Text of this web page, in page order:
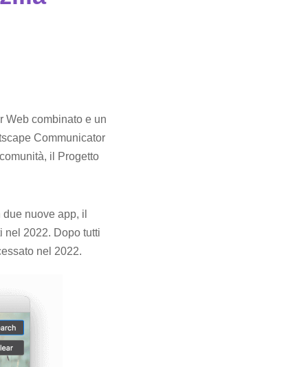
Web combinato e un
Communicator
il Progetto
nuove app, il
nel 2022. Dopo tutti
nel 2022.